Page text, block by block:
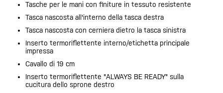
Tasche per le mani con finiture in tessuto resistente
Tasca nascosta all'interno della tasca destra
Tasca nascosta con cerniera dietro la tasca sinistra
Inserto termoriflettente interno/etichetta principale
impressa
Cavallo di 19 cm
Inserto termoriflettente "ALWAYS BE READY" sulla
cucitura dello sprone destro